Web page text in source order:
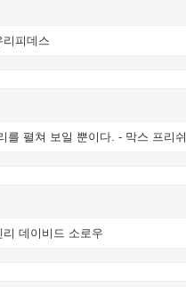
피데스
를 펼쳐 보일 뿐이다. - 막스 프리쉬
데이비드 소로우